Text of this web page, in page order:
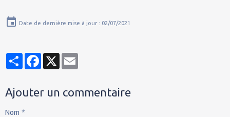
Date de dernière mise à jour : 02/07/2021
PartagerFacebook
X
Ajouter un commentaire
Nom